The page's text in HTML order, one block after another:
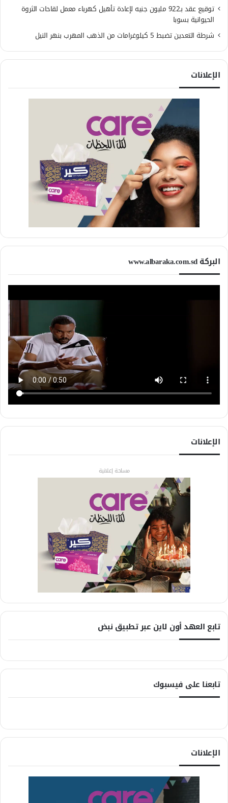
توقيع عقد بـ922 مليون جنيه لإعادة تأهيل كهرباء معمل لقاحات الثروة
الحيوانية بسوبا
شرطة التعدين تضبط 5 كيلوغرامات من الذهب المهرب بنهر النيل
الإعلانات
البركة www.albaraka.com.sd
الإعلانات
مساحة إعلانية
تابع العهد أون لاين عبر تطبيق نبض
تابعنا على فيسبوك
الإعلانات